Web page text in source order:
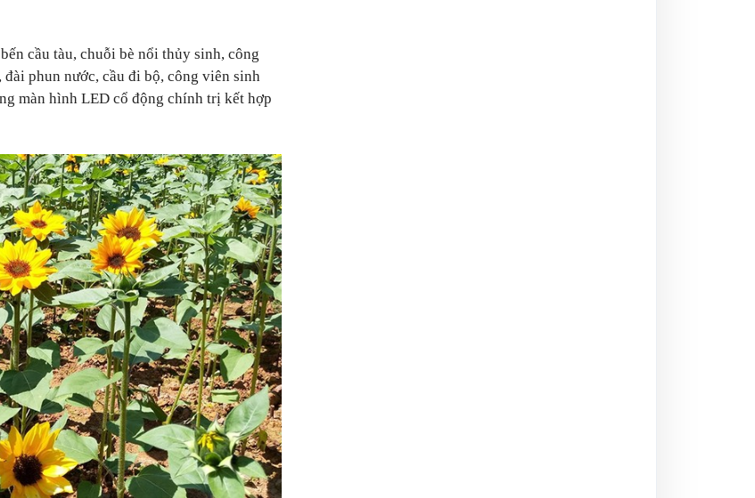
cầu tàu, chuỗi bè nổi thủy sinh, công
phun nước, cầu đi bộ, công viên sinh
màn hình LED cổ động chính trị kết hợp